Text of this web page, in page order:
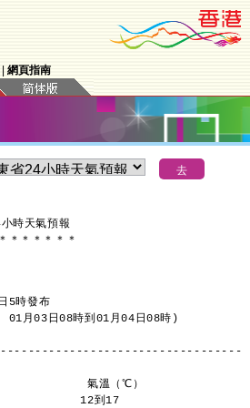
網頁指南
時天氣預報
＊ ＊ ＊ ＊ ＊ ＊ ＊
日5時發布
月03日08時到01月04日08時)
氣溫（℃）
12到17